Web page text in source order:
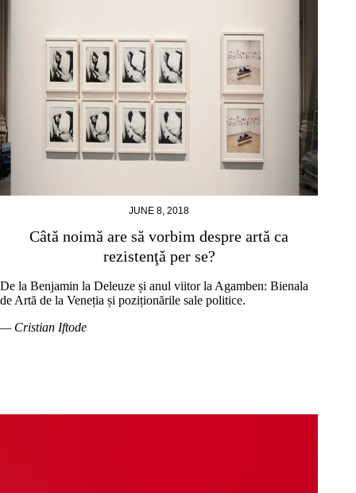
JUNE 8, 2018
Câtă noimă are să vorbim despre artă ca
rezistenţă per se?
De la Benjamin la Deleuze și anul viitor la Agamben: Bienala
de Artă de la Veneția și poziționările sale politice.
— Cristian Iftode